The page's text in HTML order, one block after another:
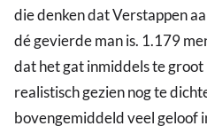
die denken dat Verstappen
dé gevierde man is. 1.179
dat het gat inmiddels te
realistisch gezien nog te
bovengemiddeld veel geloof